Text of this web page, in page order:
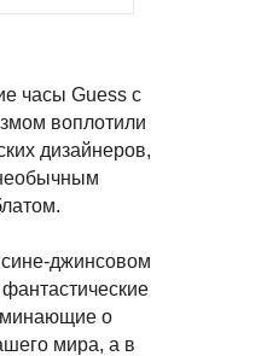
часы Guess с
воплотили
дизайнеров,
джинсовом
о
мира, а в